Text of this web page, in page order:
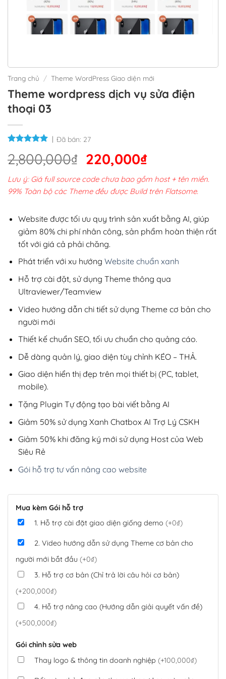
Trang chủ / Theme WordPress Giao diện mới
Theme wordpress dịch vụ sửa điện
thoại 03
Đã bán: 27
2,800,000₫ Giá
gốc
là:
2,800,000₫.
220,000₫Giá
hiện
tại
220,000₫.
Lưu ý: Giá full source code chưa bao gồm host + tên miền.
99% Toàn bộ các Theme đều được Build trên Flatsome.
Website được tối ưu quy trình sản xuất bằng AI, giúp
giảm 80% chi phí nhân công, sản phẩm hoàn thiện rất
tốt với giá cả phải chăng.
Phát triển với xu hướng Website chuẩn xanh
Hỗ trợ cài đặt, sử dụng Theme thông qua
Ultraviewer/Teamview
Video hướng dẫn chi tiết sử dụng Theme cơ bản cho
người mới
Thiết kế chuẩn SEO, tối ưu chuẩn cho quảng cáo.
Dễ dàng quản lý, giao diện tùy chỉnh KÉO – THẢ.
Giao diện hiển thị đẹp trên mọi thiết bị (PC, tablet,
mobile).
Tặng Plugin Tự động tạo bài viết bằng AI
Giảm 50% sử dụng Xanh Chatbox AI Trợ Lý CSKH
Giảm 50% khi đăng ký mới sử dụng Host của Web
Siêu Rẻ
Gói hỗ trợ tư vấn nâng cao website
Mua kèm Gói hỗ trợ
1. Hỗ trợ cài đặt giao diện giống demo (+0₫)
2. Video hướng dẫn sử dụng Theme cơ bản cho
người mới bắt đầu (+0₫)
3. Hỗ trợ cơ bản (Chỉ trả lời câu hỏi cơ bản)
(+200,000₫)
4. Hỗ trợ nâng cao (Hướng dẫn giải quyết vấn đề)
(+500,000₫)
Gói chỉnh sửa web
Thay logo & thông tin doanh nghiệp (+100,000₫)